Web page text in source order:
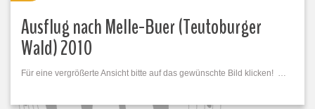
Ausflug nach Melle-Buer (Teutoburger
Wald) 2010
Für eine vergrößerte Ansicht bitte auf das gewünschte Bild klicken! …